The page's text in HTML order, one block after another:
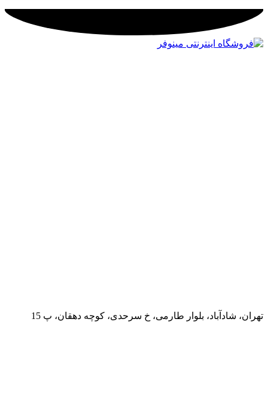
تهران، شادآباد، بلوار طارمی، خ سرحدی، کوچه دهقان، پ 15